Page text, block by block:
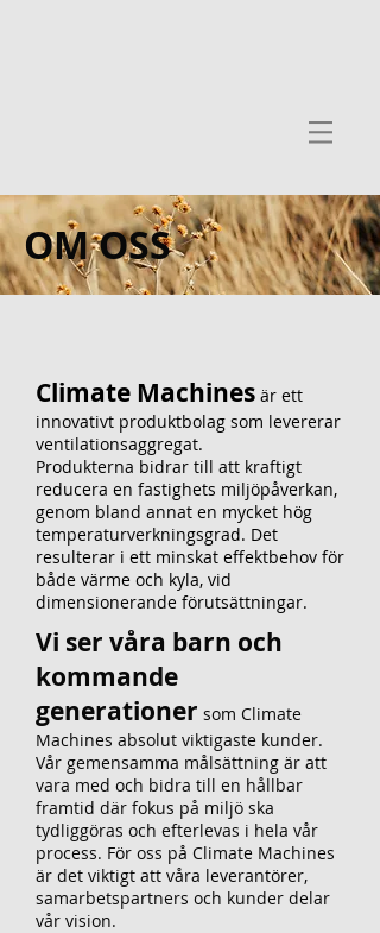
OM OSS
Climate Machines är ett
innovativt produktbolag som levererar
ventilationsaggregat.
Produkterna bidrar till att kraftigt
reducera en fastighets miljöpåverkan,
genom bland annat en mycket hög
temperaturverkningsgrad. Det
resulterar i ett minskat effektbehov för
både värme och kyla, vid
dimensionerande förutsättningar.
Vi ser våra barn och
kommande
generationer som Climate
Machines absolut viktigaste kunder.
Vår gemensamma målsättning är att
vara med och bidra till en hållbar
framtid där fokus på miljö ska
tydliggöras och efterlevas i hela vår
process. För oss på Climate Machines
är det viktigt att våra leverantörer,
samarbetspartners och kunder delar
vår vision.